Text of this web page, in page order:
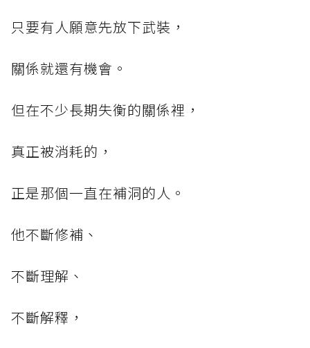
只要有人願意先放下武裝，
關係就還有機會。
但在不少長期失衡的關係裡，
真正被消耗的，
正是那個一直在補洞的人。
他不斷修補、
不斷理解、
不斷解釋，